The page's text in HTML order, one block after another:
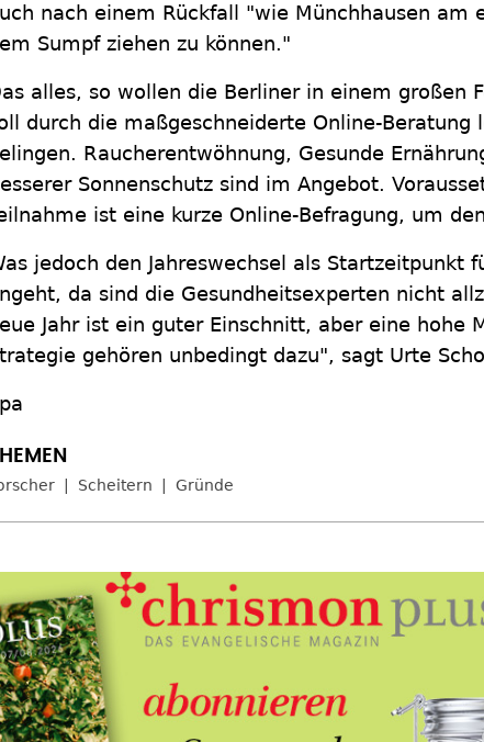
nach einem Rückfall "wie Münchhausen am
Sumpf ziehen zu können."
alles, so wollen die Berliner in einem großen
durch die maßgeschneiderte Online-Beratung
Raucherentwöhnung, Gesunde
Sonnenschutz sind im Angebot.
ist eine kurze Online-Befragung, um
jedoch den Jahreswechsel als Startzeitpunkt
da sind die Gesundheitsexperten nicht
Jahr ist ein guter Einschnitt, aber eine hohe
gehören unbedingt dazu", sagt Urte
Scheitern Gründe